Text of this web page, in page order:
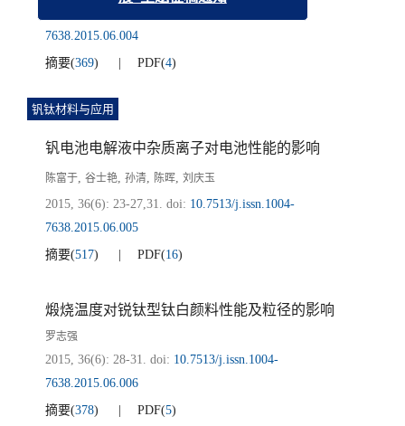
7638.2015.06.004
摘要(369) PDF(4)
钒钛材料与应用
钒电池电解液中杂质离子对电池性能的影响
陈富于, 谷士艳, 孙清, 陈晖, 刘庆玉
2015, 36(6): 23-27,31. doi: 10.7513/j.issn.1004-
7638.2015.06.005
摘要(517) PDF(16)
煅烧温度对锐钛型钛白颜料性能及粒径的影响
罗志强
2015, 36(6): 28-31. doi: 10.7513/j.issn.1004-
7638.2015.06.006
摘要(378) PDF(5)